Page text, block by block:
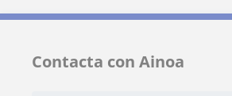
Contacta con Ainoa